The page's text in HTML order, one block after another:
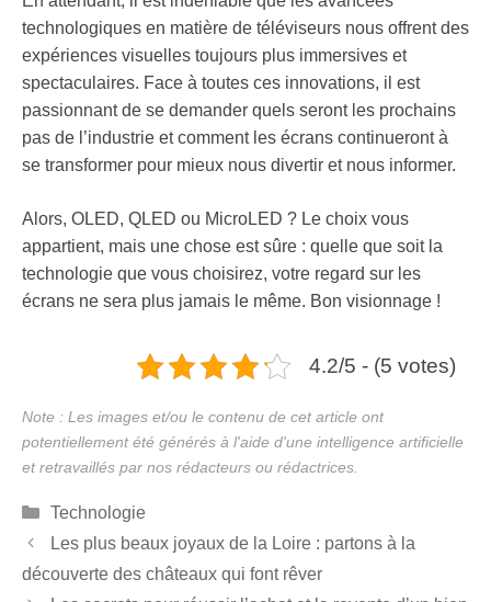
technologiques en matière de téléviseurs nous offrent des
expériences visuelles toujours plus immersives et
spectaculaires. Face à toutes ces innovations, il est
passionnant de se demander quels seront les prochains
pas de l’industrie et comment les écrans continueront à
se transformer pour mieux nous divertir et nous informer.
Alors, OLED, QLED ou MicroLED ? Le choix vous
appartient, mais une chose est sûre : quelle que soit la
technologie que vous choisirez, votre regard sur les
écrans ne sera plus jamais le même. Bon visionnage !
4.2/5 - (5 votes)
Catégories
Technologie
Les plus beaux joyaux de la Loire : partons à la
découverte des châteaux qui font rêver